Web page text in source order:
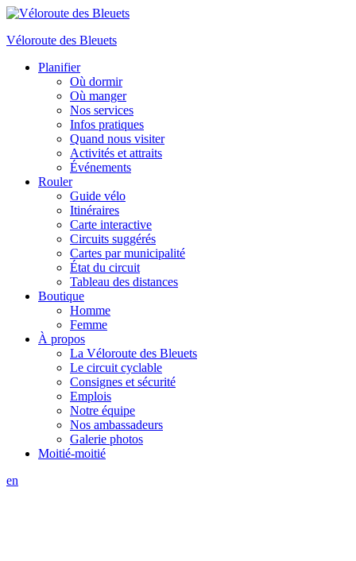
Véloroute des Bleuets
Planifier
Où dormir
Où manger
Nos services
Infos pratiques
Quand nous visiter
Activités et attraits
Événements
Rouler
Guide vélo
Itinéraires
Carte interactive
Circuits suggérés
Cartes par municipalité
État du circuit
Tableau des distances
Boutique
Homme
Femme
À propos
La Véloroute des Bleuets
Le circuit cyclable
Consignes et sécurité
Emplois
Notre équipe
Nos ambassadeurs
Galerie photos
Moitié-moitié
en